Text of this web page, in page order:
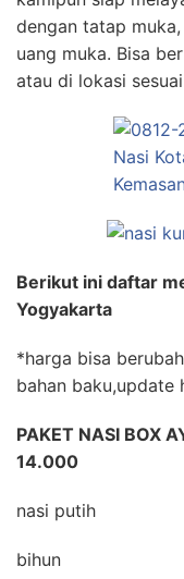
dengan tatap
uang muka. Bisa
atau di lokasi
Berikut ini daftar
Yogyakarta
*harga bisa
bahan baku,update
PAKET NASI BOX
14.000
nasi putih
bihun